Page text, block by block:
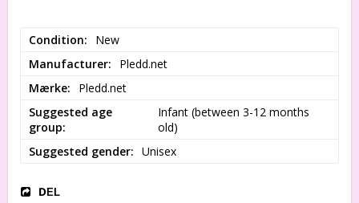
Condition
New
Manufacturer
Pledd.net
Mærke
Pledd.net
Suggested age
group
Infant (between 3-12 months
old)
Suggested gender
Unisex
DEL